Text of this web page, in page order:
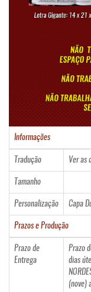
Informações
Tradução Ver as
Tamanho
Personalização Capa
Prazos e Produção
Prazo de
Entrega
Prazo
dias
(nove)